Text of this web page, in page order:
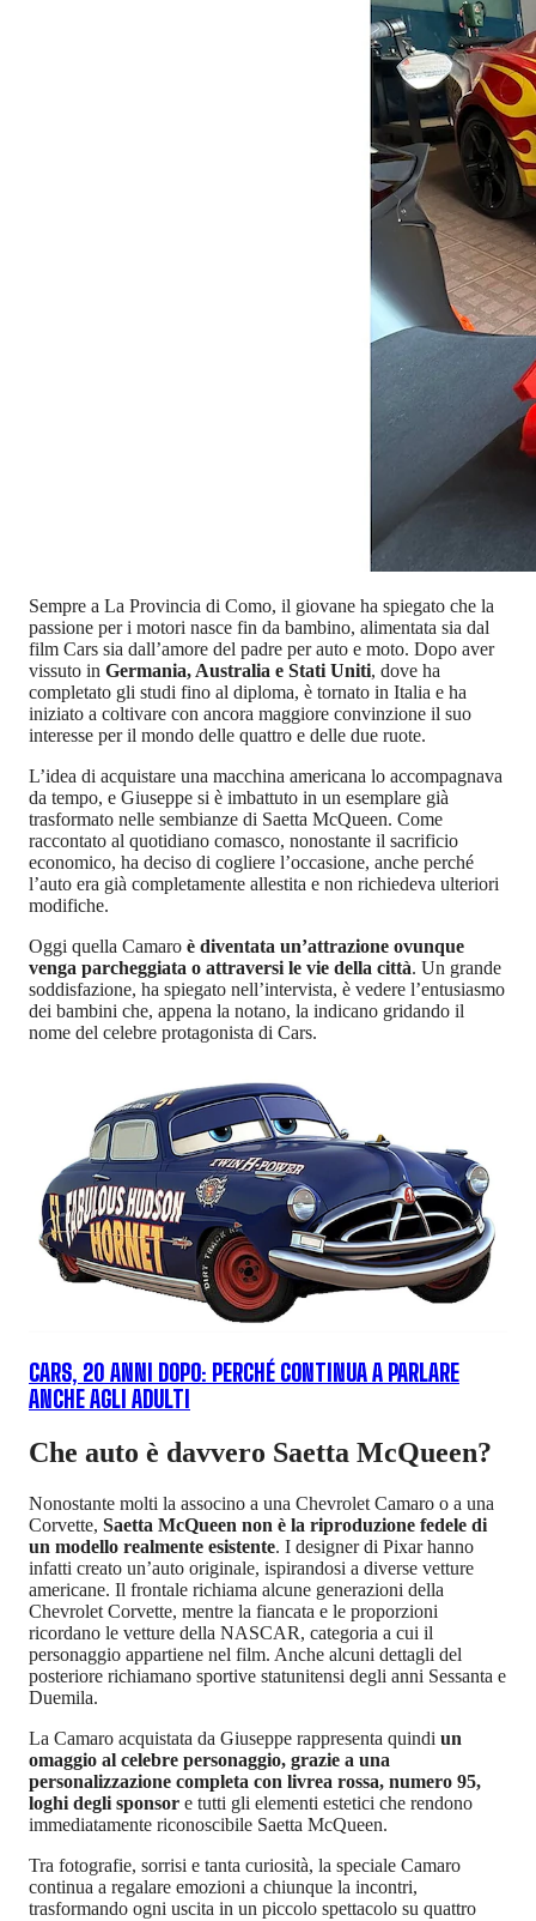
Sempre a La Provincia di Como, il giovane ha spiegato che la
passione per i motori nasce fin da bambino, alimentata sia dal
film Cars sia dall’amore del padre per auto e moto. Dopo aver
vissuto in Germania, Australia e Stati Uniti, dove ha
completato gli studi fino al diploma, è tornato in Italia e ha
iniziato a coltivare con ancora maggiore convinzione il suo
interesse per il mondo delle quattro e delle due ruote.
L’idea di acquistare una macchina americana lo accompagnava
da tempo, e Giuseppe si è imbattuto in un esemplare già
trasformato nelle sembianze di Saetta McQueen. Come
raccontato al quotidiano comasco, nonostante il sacrificio
economico, ha deciso di cogliere l’occasione, anche perché
l’auto era già completamente allestita e non richiedeva ulteriori
modifiche.
Oggi quella Camaro è diventata un’attrazione ovunque
venga parcheggiata o attraversi le vie della città. Un grande
soddisfazione, ha spiegato nell’intervista, è vedere l’entusiasmo
dei bambini che, appena la notano, la indicano gridando il
nome del celebre protagonista di Cars.
CARS, 20 ANNI DOPO: PERCHÉ CONTINUA A PARLARE
ANCHE AGLI ADULTI
Che auto è davvero Saetta McQueen?
Nonostante molti la associno a una Chevrolet Camaro o a una
Corvette, Saetta McQueen non è la riproduzione fedele di
un modello realmente esistente. I designer di Pixar hanno
infatti creato un’auto originale, ispirandosi a diverse vetture
americane. Il frontale richiama alcune generazioni della
Chevrolet Corvette, mentre la fiancata e le proporzioni
ricordano le vetture della NASCAR, categoria a cui il
personaggio appartiene nel film. Anche alcuni dettagli del
posteriore richiamano sportive statunitensi degli anni Sessanta e
Duemila.
La Camaro acquistata da Giuseppe rappresenta quindi un
omaggio al celebre personaggio, grazie a una
personalizzazione completa con livrea rossa, numero 95,
loghi degli sponsor e tutti gli elementi estetici che rendono
immediatamente riconoscibile Saetta McQueen.
Tra fotografie, sorrisi e tanta curiosità, la speciale Camaro
continua a regalare emozioni a chiunque la incontri,
trasformando ogni uscita in un piccolo spettacolo su quattro